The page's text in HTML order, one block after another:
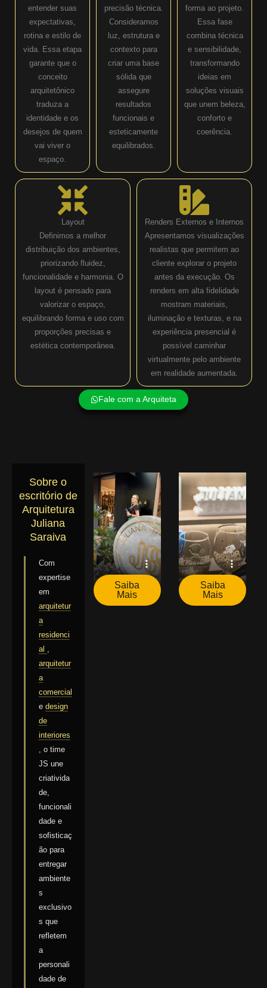
entender suas
expectativas,
rotina e estilo de
vida. Essa etapa
garante que o
conceito
arquitetônico
traduza a
identidade e os
desejos de quem
vai viver o
espaço.
precisão técnica.
Consideramos
luz, estrutura e
contexto para
criar uma base
sólida que
assegure
resultados
funcionais e
esteticamente
equilibrados.
forma ao projeto.
Essa fase
combina técnica
e sensibilidade,
transformando
ideias em
soluções visuais
que unem beleza,
conforto e
coerência.
Layout
Definimos a melhor
distribuição dos ambientes,
priorizando fluidez,
funcionalidade e harmonia. O
layout é pensado para
valorizar o espaço,
equilibrando forma e uso com
proporções precisas e
estética contemporânea.
Renders Externos e Internos
Apresentamos visualizações
realistas que permitem ao
cliente explorar o projeto
antes da execução. Os
renders em alta fidelidade
mostram materiais,
iluminação e texturas, e na
experiência presencial é
possível caminhar
virtualmente pelo ambiente
em realidade aumentada.
Fale com a Arquiteta
Sobre o
escritório de
Arquitetura
Juliana
Saraiva
Com
expertise
em
arquitetur
a
residenci
al ,
arquitetur
a
comercial
e design
de
interiores
, o time
JS une
criativida
de,
funcionali
dade e
sofisticaç
ão para
entregar
ambiente
s
exclusivo
s que
refletem
a
personali
dade de
Saiba
Mais
Saiba
Mais